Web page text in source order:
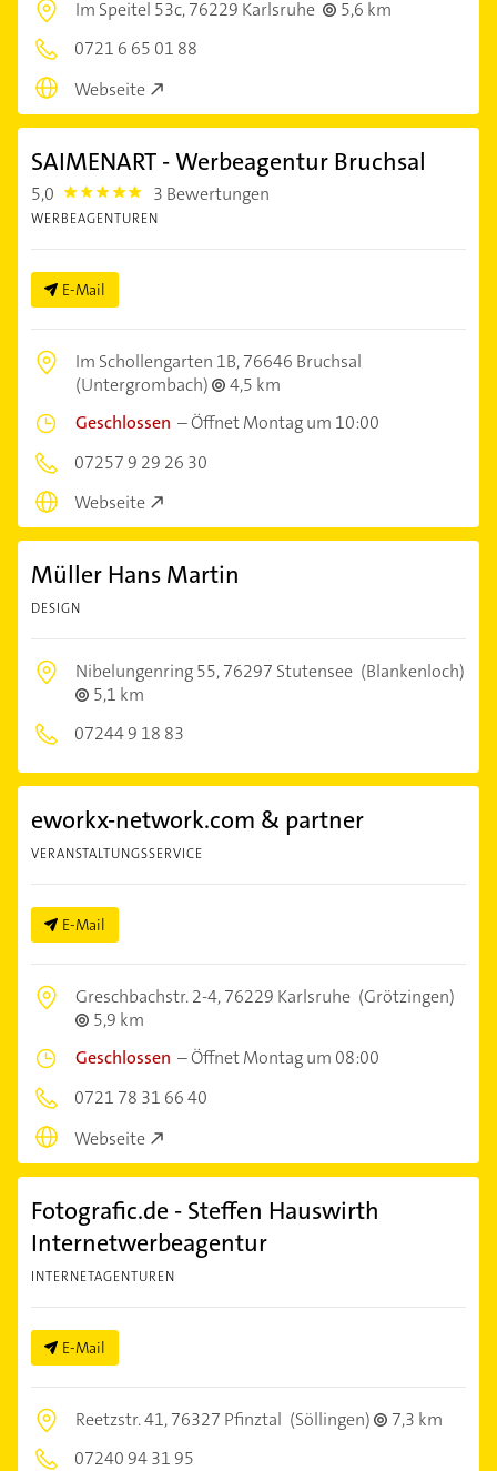
Im Speitel 53c,76229 Karlsruhe
5,6 km
0721 6 65 01 88
Webseite
SAIMENART - Werbeagentur Bruchsal
5,0 5.0 3 Bewertungen
WERBEAGENTUREN
E-Mail
Im Schollengarten 1B,76646 Bruchsal
(Untergrombach)
4,5 km
Geschlossen –Öffnet Montag um 10:00
07257 9 29 26 30
Webseite
Müller Hans Martin
DESIGN
Nibelungenring 55,76297 Stutensee (Blankenloch)
5,1 km
07244 9 18 83
eworkx-network.com & partner
VERANSTALTUNGSSERVICE
E-Mail
Greschbachstr. 2-4,76229 Karlsruhe (Grötzingen)
5,9 km
Geschlossen –Öffnet Montag um 08:00
0721 78 31 66 40
Webseite
Fotografic.de - Steffen Hauswirth
Internetwerbeagentur
INTERNETAGENTUREN
E-Mail
Reetzstr. 41,76327 Pfinztal (Söllingen)
7,3 km
07240 94 31 95